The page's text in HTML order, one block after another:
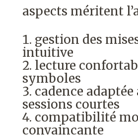
aspects méritent
gestion des
intuitive
lecture
symboles
cadence adaptée
sessions courtes
compatibilité
convaincante